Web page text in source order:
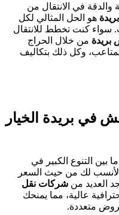
والدقة في الانتقال من
هو الحل المثالي لكل
سواء كنت تخطط للانتقال
من خلال الحراج
وكل ذلك بتكاليف
في بريدة الخيار
بين التنوع الكبير في
لك من حيث السعر
العديد من شركات نقل
عالية، مما يمنحك
متعددة.